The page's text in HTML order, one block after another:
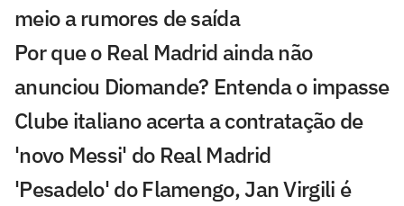
meio a rumores de saída
Por que o Real Madrid ainda não
anunciou Diomande? Entenda o impasse
Clube italiano acerta a contratação de
'novo Messi' do Real Madrid
'Pesadelo' do Flamengo, Jan Virgili é